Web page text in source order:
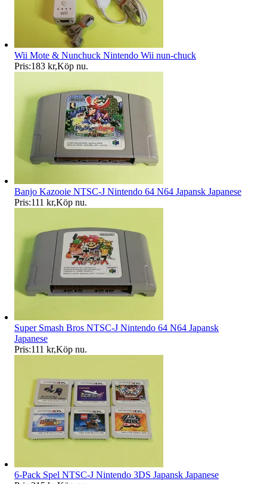
Wii Mote & Nunchuck Nintendo Wii nun-chuck
Pris:183 kr,Köp nu.
Banjo Kazooie NTSC-J Nintendo 64 N64 Japansk Japanese
Pris:111 kr,Köp nu.
Super Smash Bros NTSC-J Nintendo 64 N64 Japansk
Japanese
Pris:111 kr,Köp nu.
6-Pack Spel NTSC-J Nintendo 3DS Japansk Japanese